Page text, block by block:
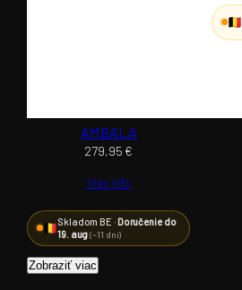
AMBALA
279,95 €
Viac info
Skladom BE ·Doručenie do
19. aug(~11 dní)
Zobraziť viac